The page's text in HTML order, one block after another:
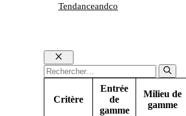
Tendanceandco
Fermer
Rechercher :
Critère
Entrée
de
gamme
Milieu de
gamme